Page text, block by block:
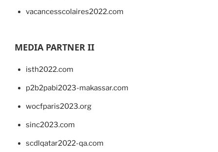
vacancesscolaires2022.com
MEDIA PARTNER II
isth2022.com
p2b2pabi2023-makassar.com
wocfparis2023.org
sinc2023.com
scdlqatar2022-qa.com